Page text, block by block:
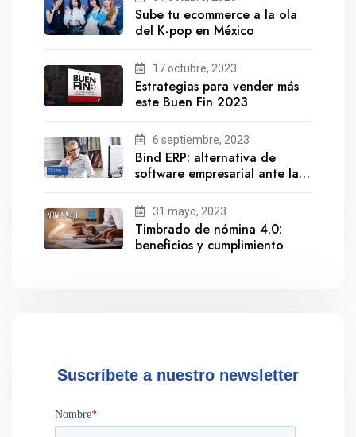
Sube tu ecommerce a la ola
del K-pop en México
17 octubre, 2023
Estrategias para vender más
este Buen Fin 2023
6 septiembre, 2023
Bind ERP: alternativa de
software empresarial ante la
31 mayo, 2023
Timbrado de nómina 4.0:
beneficios y cumplimiento
Suscríbete a nuestro newsletter